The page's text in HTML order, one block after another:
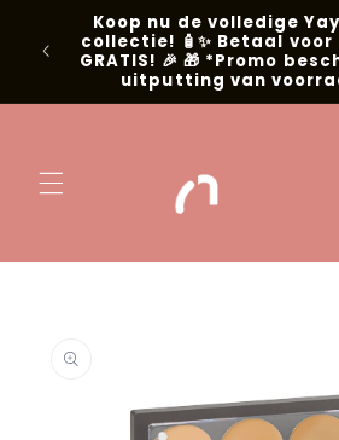
Meteen naar
de content
Koop nu de volledige
collectie! 🧴✨ Betaal voor
GRATIS! 🎉 🎁 *Promo
uitputting van